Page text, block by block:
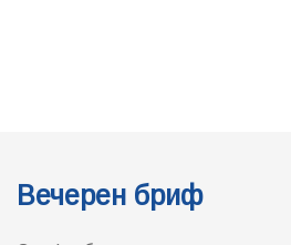
Вечерен бриф